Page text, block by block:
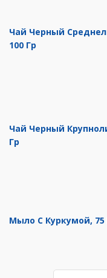
Чай Черный
100 Гр
Чай Черный
Гр
Мыло С Куркумой, 75